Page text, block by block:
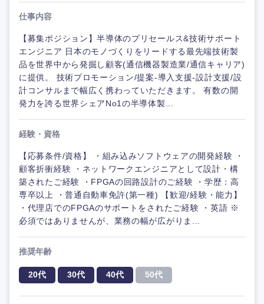
仕事内容
【募集ポジション】半導体のプリセールス&技術サポート
エンジニア 日本のモノづくりをリードする最先端技術製
品を世界中から発掘し顧客(通信機器製造業/通信キャリア)
に提供。 技術プロモーション/提案-導入支援-設計支援/設
計コンサルまで幅広く携わっていただきます。 有数の開
発力を誇る世界シェアNo1の半導体製...
経験・資格
【応募条件/資格】 ・組み込みソフトウェアの開発経験 ・
顧客折衝経験 ・ネットワークエンジニアとして設計・構
築されたご経験 ・FPGAの回路設計のご経験 ・学歴：高
専卒以上 ・普通自動車免許(第一種) 【歓迎/経験・能力】
・代理店でのFPGAのサポートをされたご経験 ・英語 ※
必須ではありませんが、業務の幅が広がりま...
推奨年齢
20代 30代 40代 50代